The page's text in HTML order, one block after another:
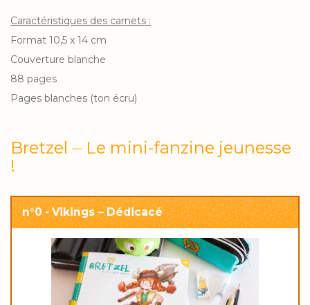
Caractéristiques des carnets :
Format 10,5 x 14 cm
Couverture blanche
88 pages
Pages blanches (ton écru)
Bretzel ⏤ Le mini-fanzine jeunesse
!
n°0 - Vikings ⏤ Dédicacé